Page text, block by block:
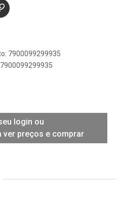
7900099299935
login ou
ver preços e comprar